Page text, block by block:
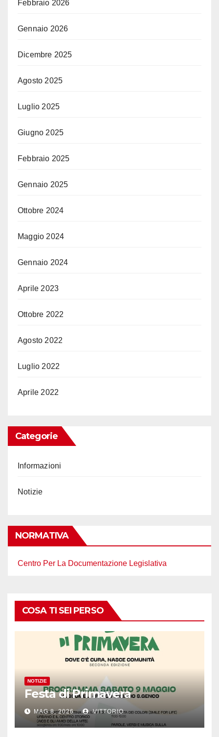
Febbraio 2026
Gennaio 2026
Dicembre 2025
Agosto 2025
Luglio 2025
Giugno 2025
Febbraio 2025
Gennaio 2025
Ottobre 2024
Maggio 2024
Gennaio 2024
Aprile 2023
Ottobre 2022
Agosto 2022
Luglio 2022
Aprile 2022
Categorie
Informazioni
Notizie
NORMATIVA
Centro Per La Documentazione Legislativa
COSA TI SEI PERSO
NOTIZIE
Festa di Primavera
MAG 8, 2026 VITTORIO